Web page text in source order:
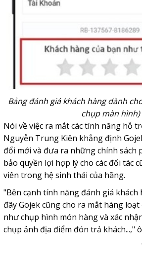
Bảng đánh giá khách hàng dành
chụp màn hình)
Nói về việc ra mắt các tính năng hỗ
Nguyễn Trung Kiên khẳng định
đổi mới và đưa ra những chính sách
bảo quyền lợi hợp lý cho các đối tác
viên trong hệ sinh thái của hãng.
"Bên cạnh tính năng đánh giá khách
đâyGojekcũng cho ra mắt hàng loạt
như chụp hình món hàng và xác
chụp ảnh địa điểm đón trả khách...,"